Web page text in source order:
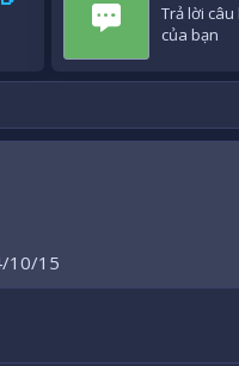
Trả lời
của bạn
10/15